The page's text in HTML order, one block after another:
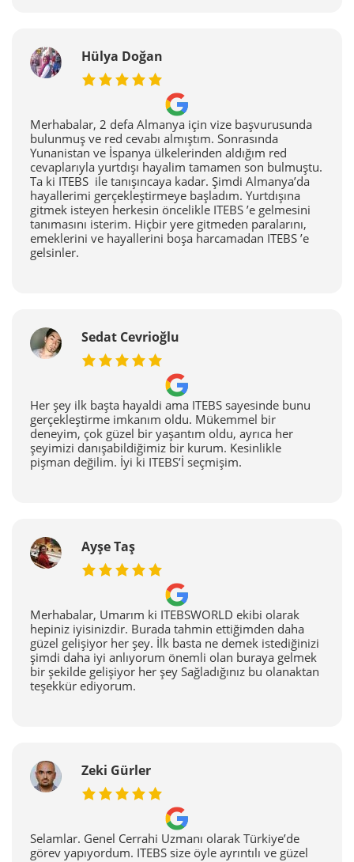
Hülya Doğan
Merhabalar, 2 defa Almanya için vize başvurusunda
bulunmuş ve red cevabı almıştım. Sonrasında
Yunanistan ve İspanya ülkelerinden aldığım red
cevaplarıyla yurtdışı hayalim tamamen son bulmuştu.
Ta ki ITEBS ile tanışıncaya kadar. Şimdi Almanya’da
hayallerimi gerçekleştirmeye başladım. Yurtdışına
gitmek isteyen herkesin öncelikle ITEBS ’e gelmesini
tanımasını isterim. Hiçbir yere gitmeden paralarını,
emeklerini ve hayallerini boşa harcamadan ITEBS ’e
gelsinler.
Sedat Cevrioğlu
Her şey ilk başta hayaldi ama ITEBS sayesinde bunu
gerçekleştirme imkanım oldu. Mükemmel bir
deneyim, çok güzel bir yaşantım oldu, ayrıca her
şeyimizi danışabildiğimiz bir kurum. Kesinlikle
pişman değilim. İyi ki ITEBS’İ seçmişim.
Ayşe Taş
Merhabalar, Umarım ki ITEBSWORLD ekibi olarak
hepiniz iyisinizdir. Burada tahmin ettiğimden daha
güzel gelişiyor her şey. İlk basta ne demek istediğinizi
şimdi daha iyi anlıyorum önemli olan buraya gelmek
bir şekilde gelişiyor her şey Sağladığınız bu olanaktan
teşekkür ediyorum.
Zeki Gürler
Selamlar. Genel Cerrahi Uzmanı olarak Türkiye’de
görev yapıyordum. ITEBS size öyle ayrıntılı ve güzel